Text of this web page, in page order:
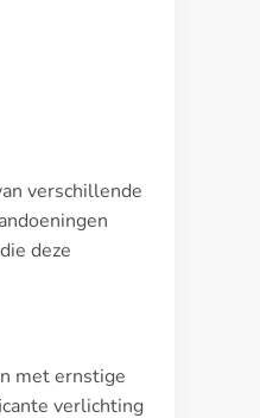
verschillende
deze
met ernstige
verlichting